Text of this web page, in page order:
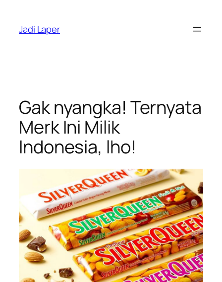
content
Jadi Laper
Gak nyangka! Ternyata
Merk Ini Milik
Indonesia, lho!